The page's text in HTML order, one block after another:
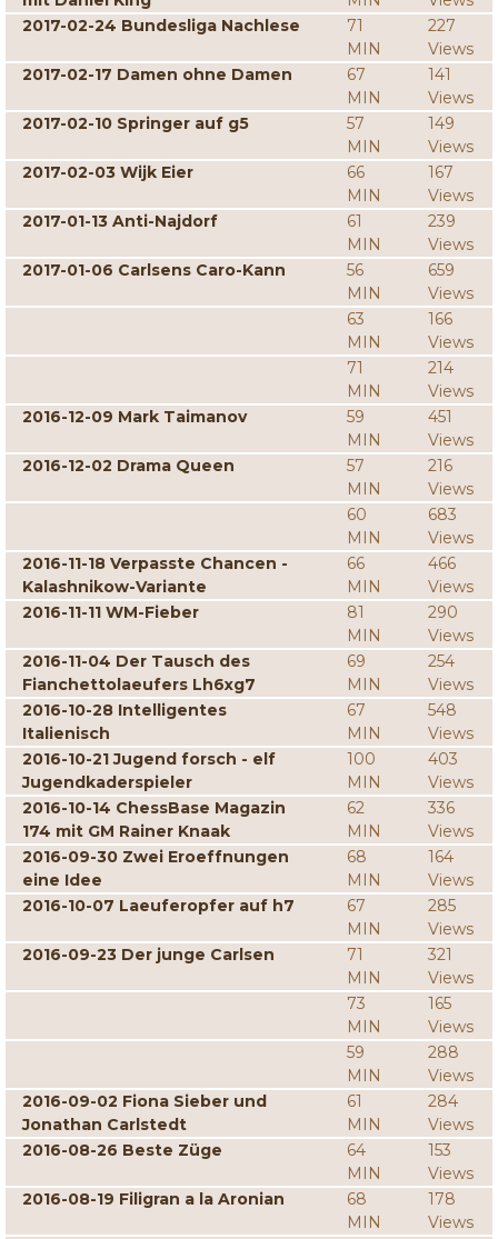
2017-02-24 Bundesliga Nachlese
71
MIN
227
Views
2017-02-17 Damen ohne Damen
67
MIN
141
Views
2017-02-10 Springer auf g5
57
MIN
149
Views
2017-02-03 Wijk Eier
66
MIN
167
Views
2017-01-13 Anti-Najdorf
61
MIN
239
Views
2017-01-06 Carlsens Caro-Kann
56
MIN
659
Views
63
MIN
166
Views
71
MIN
214
Views
2016-12-09 Mark Taimanov
59
MIN
451
Views
2016-12-02 Drama Queen
57
MIN
216
Views
60
MIN
683
Views
2016-11-18 Verpasste Chancen -
Kalashnikow-Variante
66
MIN
466
Views
2016-11-11 WM-Fieber
81
MIN
290
Views
2016-11-04 Der Tausch des
Fianchettolaeufers Lh6xg7
69
MIN
254
Views
2016-10-28 Intelligentes
Italienisch
67
MIN
548
Views
2016-10-21 Jugend forsch - elf
Jugendkaderspieler
100
MIN
403
Views
2016-10-14 ChessBase Magazin
174 mit GM Rainer Knaak
62
MIN
336
Views
2016-09-30 Zwei Eroeffnungen
eine Idee
68
MIN
164
Views
2016-10-07 Laeuferopfer auf h7
67
MIN
285
Views
2016-09-23 Der junge Carlsen
71
MIN
321
Views
73
MIN
165
Views
59
MIN
288
Views
2016-09-02 Fiona Sieber und
Jonathan Carlstedt
61
MIN
284
Views
2016-08-26 Beste Züge
64
MIN
153
Views
2016-08-19 Filigran a la Aronian
68
MIN
178
Views